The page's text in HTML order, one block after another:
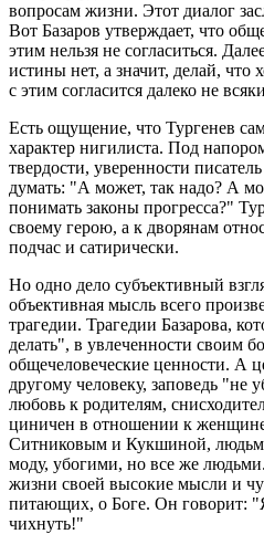
вопросам жизни. Этот диалог
Вот Базаров утверждает, что
этим нельзя не согласиться.
истины нет, а значит, делай, что
с этим согласится далеко не
Есть ощущение, что Тургенев
характер нигилиста. Под
твердости, уверенности
думать: "А может, так надо? А
понимать законы прогресса?"
своему герою, а к дворянам
подчас и сатирически.
Но одно дело субъективный
объективная мысль всего
трагедии. Трагедии Базарова,
делать", в увлеченности своим
общечеловеческие ценности. А
другому человеку, заповедь "не
любовь к родителям,
циничен в отношении к
Ситниковым и Кукшиной,
моду, убогими, но все же
жизни своей высокие мысли и
питающих, о Боге. Он говорит:
чихнуть!"